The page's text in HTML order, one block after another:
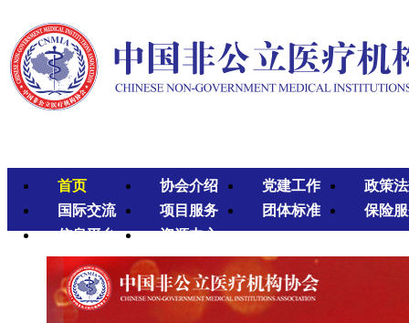
首页 协会介绍 党建工作
政策
国际交流
项目服务 团体标准
保险
信息平台
资源中心